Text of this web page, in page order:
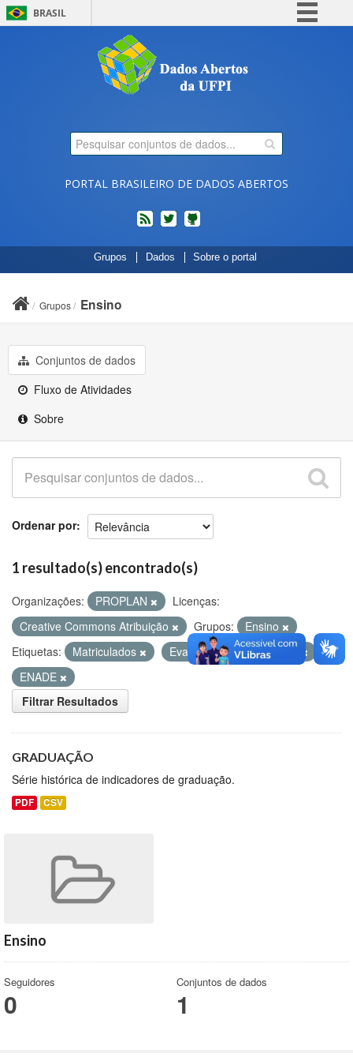
BRASIL
Comunica BR
Participe
Legislação
PORTAL BRASILEIRO DE DADOS ABERTOS
feed twitterCódigos
fonte
de
Grupos Dados Sobre o portal
Grupos Ensino
Conjuntos de dados
Fluxo de Atividades
Sobre
Ordenar por
1 resultado(s) encontrado(s)
Organizações: PROPLAN
Licenças:
Creative Commons Atribuição
Grupos:
Ensino
Etiquetas:
Matriculados Evasão
Concluintes
ENADE
Filtrar Resultados
GRADUAÇÃO
Série histórica de indicadores de graduação.
PDF CSV
Ensino
Seguidores
0
Conjuntos de dados
1